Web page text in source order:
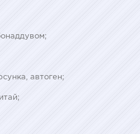
автоген;